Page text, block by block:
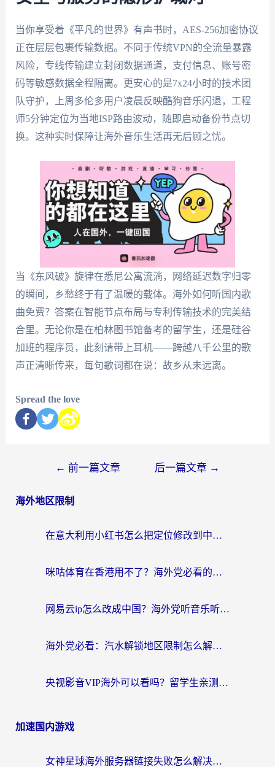
当你享受着《平凡的世界》有声书时，AES-256加密协议
正在层层包裹传输数据。不同于传统VPN的全流量暴露
风险，专线传输建立封闭数据通道，支付信息、账号密
码等敏感数据全程隔离。更安心的是7x24小时的技术团
队守护，上周多伦多用户凌晨反映酷狗音乐闪退，工程
师5分钟定位为当地ISP路由波动，随即启动备份节点切
换。这种实时保障让海外音乐生活再无后顾之忧。
当《东风破》旋律在悉尼公寓流淌，网络延迟数字归零
的瞬间，乡愁终于有了温暖的载体。海外如何听国内歌
曲免费？答案在智能节点布局与专利传输技术的完美结
合里。无论你是在柏林图书馆备考的留学生，还是硅谷
加班的程序员，此刻请带上耳机——跨越八千公里的歌
声正清晰传来，每句歌词都在说：故乡从未远离。
Spread the love
← 前一篇文章 后一篇文章 →
海外地区限制
在意大利用小红书怎么把定位修改到中国国内？3个实用技巧+1个靠谱工具帮你搞定
咪咕体育在香港用不了？海外党必看的回国加速器选择指南（附3个真实场景解决方案）
网易云ip怎么改成中国？海外党听音乐听书的无痛解决方案
海外党必看：汽水解锁地区限制怎么解除？3招解决国内影音&生活服务难题
央视影音VIP海外可以看吗？留学生亲测有效的回国加速器选择指南
加速国内游戏
女神星球海外服务器链接失败怎么解决？海外党国服游戏加速避坑指南